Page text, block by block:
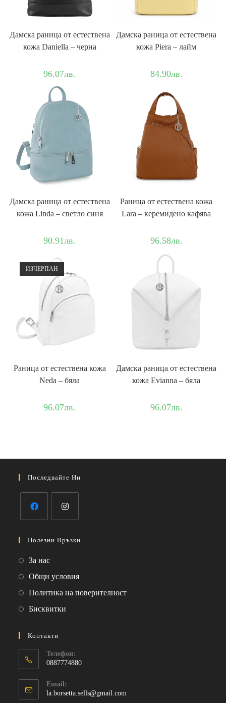
Дамска раница от естествена
кожа Daniella – черна
96.07лв.
Дамска раница от естествена
кожа Piera – лайм
84.90лв.
Дамска раница от естествена
кожа Linda – светло синя
90.91лв.
Раница от естествена кожа
Lara – керемидено кафява
96.58лв.
ИЗЧЕРПАН
Раница от естествена кожа
Neda – бяла
96.07лв.
Дамска раница от естествена
кожа Evianna – бяла
96.07лв.
Последвайте Ни
in
new
tab
in
tab
Полезни Връзки
За насOpens
new
tab
Общи условияOpens
Политика на поверителностOpens
Бисквитки
tab
Контакти
Телефон:
0887774880
in
Email:
la.borsetta.sells@gmail.com